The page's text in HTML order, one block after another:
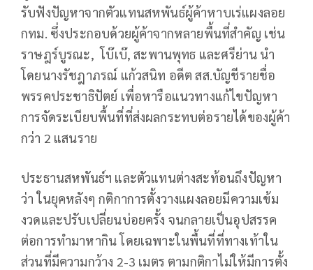
รับฟังปัญหาจากตัวแทนสหพันธ์ผู้ค้าหาบเร่แผงลอย
กทม. ซึ่งประกอบด้วยผู้ค้าจากหลายพื้นที่สำคัญ เช่น
ราษฎร์บูรณะ, โบ๊เบ๊, สะพานพุทธ และศรีย่าน นำ
โดยนางรัชฎาภรณ์ แก้วสนิท อดีต สส.บัญชีรายชื่อ
พรรคประชาธิปัตย์ เพื่อหารือแนวทางแก้ไขปัญหา
การจัดระเบียบพื้นที่ที่ส่งผลกระทบต่อรายได้ของผู้ค้า
กว่า 2 แสนราย
ประธานสหพันธ์ฯ และตัวแทนต่างสะท้อนถึงปัญหา
ว่า ในยุคหลังๆ กติกาการตั้งวางแผงลอยมีความเข้ม
งวดและปรับเปลี่ยนบ่อยครั้ง จนกลายเป็นอุปสรรค
ต่อการทำมาหากิน โดยเฉพาะในพื้นที่ที่ทางเท้าใน
ส่วนที่มีความกว้าง 2-3 เมตร ตามกติกาไม่ให้มีการตั้ง